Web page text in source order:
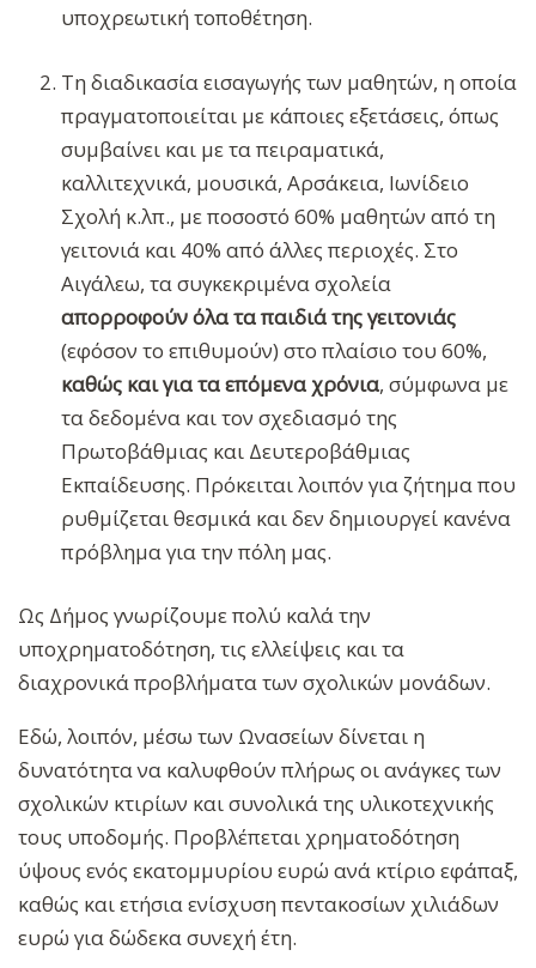
υποχρεωτική τοποθέτηση.
Τη διαδικασία εισαγωγής των μαθητών, η οποία
πραγματοποιείται με κάποιες εξετάσεις, όπως
συμβαίνει και με τα πειραματικά,
καλλιτεχνικά, μουσικά, Αρσάκεια, Ιωνίδειο
Σχολή κ.λπ., με ποσοστό 60% μαθητών από τη
γειτονιά και 40% από άλλες περιοχές. Στο
Αιγάλεω, τα συγκεκριμένα σχολεία
απορροφούν όλα τα παιδιά της γειτονιάς
(εφόσον το επιθυμούν) στο πλαίσιο του 60%,
καθώς και για τα επόμενα χρόνια, σύμφωνα με
τα δεδομένα και τον σχεδιασμό της
Πρωτοβάθμιας και Δευτεροβάθμιας
Εκπαίδευσης. Πρόκειται λοιπόν για ζήτημα που
ρυθμίζεται θεσμικά και δεν δημιουργεί κανένα
πρόβλημα για την πόλη μας.
Ως Δήμος γνωρίζουμε πολύ καλά την
υποχρηματοδότηση, τις ελλείψεις και τα
διαχρονικά προβλήματα των σχολικών μονάδων.
Εδώ, λοιπόν, μέσω των Ωνασείων δίνεται η
δυνατότητα να καλυφθούν πλήρως οι ανάγκες των
σχολικών κτιρίων και συνολικά της υλικοτεχνικής
τους υποδομής. Προβλέπεται χρηματοδότηση
ύψους ενός εκατομμυρίου ευρώ ανά κτίριο εφάπαξ,
καθώς και ετήσια ενίσχυση πεντακοσίων χιλιάδων
ευρώ για δώδεκα συνεχή έτη.